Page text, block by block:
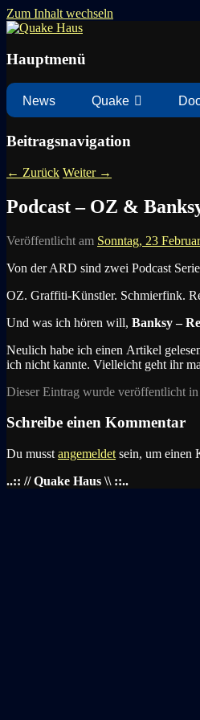
Zum Inhalt wechseln
Quake Haus
Hauptmenü
News Quake
Beitragsnavigation
← Zurück Weiter →
Podcast – OZ &
Veröffentlicht am Sonntag, 23
Von der ARD sind zwei Podcast
OZ. Graffiti-Künstler. Schmierfink.
Und was ich hören will, Banksy –
Neulich habe ich einen Artikel
ich nicht kannte. Vielleicht geht ihr
Dieser Eintrag wurde veröffentlicht in
Schreibe einen Kommentar
Du musst angemeldet sein, um einen
..:: // Quake Haus \\ ::..